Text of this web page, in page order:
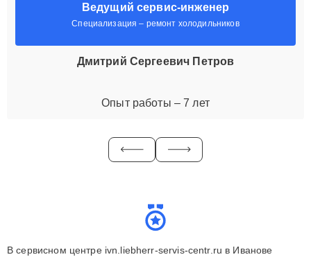
Ведущий сервис-инженер
Специализация – ремонт холодильников
Дмитрий Сергеевич Петров
Опыт работы – 7 лет
В сервисном центре ivn.liebherr-servis-centr.ru в Иванове